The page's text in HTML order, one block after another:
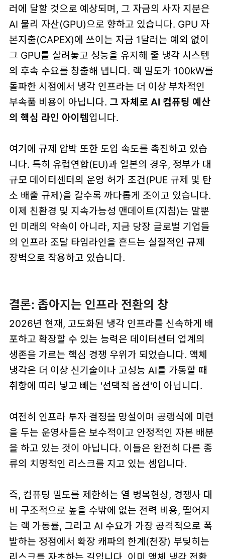
러에 달할 것으로 예상되며, 그 자금의 사자 지분은
AI 물리 자산(GPU)으로 향하고 있습니다. GPU 자
본지출(CAPEX)에 쓰이는 자금 1달러는 예외 없이
그 GPU를 살려놓고 성능을 유지해 줄 냉각 시스템
의 후속 수요를 창출해 냅니다. 랙 밀도가 100kW를
돌파한 시점에서 냉각 인프라는 더 이상 부차적인
부속품 비용이 아닙니다. 그 자체로 AI 컴퓨팅 예산
의 핵심 라인 아이템입니다.
여기에 규제 압박 또한 도입 속도를 촉진하고 있습
니다. 특히 유럽연합(EU)과 일본의 경우, 정부가 대
규모 데이터센터의 운영 허가 조건(PUE 규제 및 탄
소 배출 규제)을 갈수록 까다롭게 조이고 있습니다.
이제 친환경 및 지속가능성 맨데이트(지침)는 말뿐
인 미래의 약속이 아니라, 지금 당장 글로벌 기업들
의 인프라 조달 타임라인을 흔드는 실질적인 규제
장벽으로 작용하고 있습니다.
결론: 좁아지는 인프라 전환의 창
2026년 현재, 고도화된 냉각 인프라를 신속하게 배
포하고 확장할 수 있는 능력은 데이터센터 업계의
생존을 가르는 핵심 경쟁 우위가 되었습니다. 액체
냉각은 더 이상 신기술이나 고성능 AI를 가동할 때
취향에 따라 넣고 빼는 '선택적 옵션'이 아닙니다.
여전히 인프라 투자 결정을 망설이며 공랭식에 미련
을 두는 운영사들은 보수적이고 안정적인 자본 배분
을 하고 있는 것이 아닙니다. 이들은 완전히 다른 종
류의 치명적인 리스크를 지고 있는 셈입니다.
즉, 컴퓨팅 밀도를 제한하는 열 병목현상, 경쟁사 대
비 구조적으로 높을 수밖에 없는 전력 비용, 떨어지
는 랙 가동률, 그리고 AI 수요가 가장 공격적으로 폭
발하는 정점에서 확장 캐파의 한계(천장) 부딪히는